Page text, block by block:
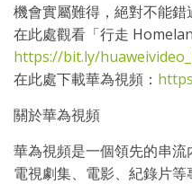
機會實屬難得，絕對不能錯
在此處觀看「行走
https://bit.ly/
在此處下載華為視頻：
關於華為視頻
華為視頻是一個領先的串
電視劇集、電影、紀錄片